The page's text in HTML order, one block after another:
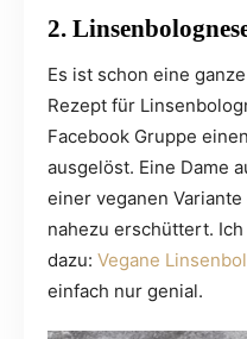
2.
Es ist schon eine
Rezept für
Facebook Gruppe
ausgelöst. Eine Dame
einer veganen
nahezu erschüttert.
dazu: Vegane
einfach nur genial.